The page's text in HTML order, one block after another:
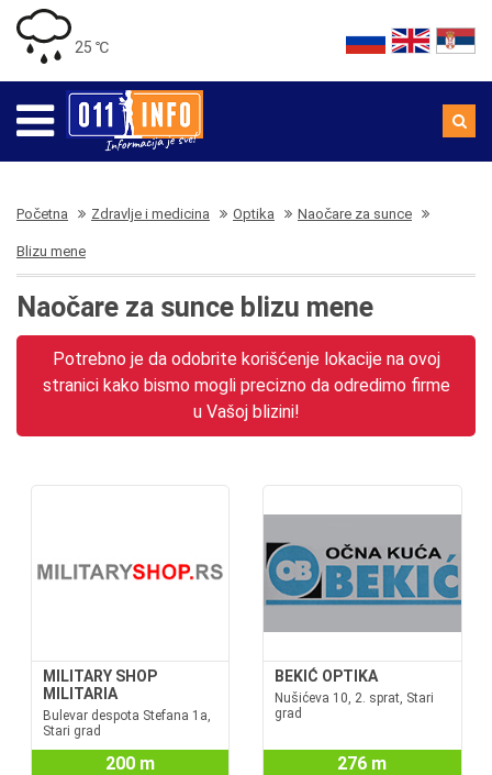
25 ℃
Početna Zdravlje i medicina Optika Naočare za sunce
Blizu mene
Naočare za sunce blizu mene
Potrebno je da odobrite korišćenje lokacije na ovoj
stranici kako bismo mogli precizno da odredimo firme
u Vašoj blizini!
MILITARY SHOP
MILITARIA
Bulevar despota Stefana 1a,
Stari grad
200 m
BEKIĆ OPTIKA
Nušićeva 10, 2. sprat, Stari
grad
276 m